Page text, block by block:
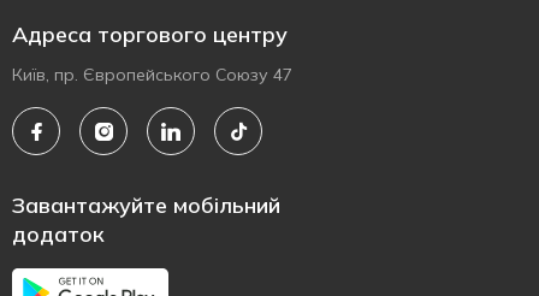
Адреса торгового центру
Київ, пр. Європейського Союзу 47
Завантажуйте мобільний
додаток